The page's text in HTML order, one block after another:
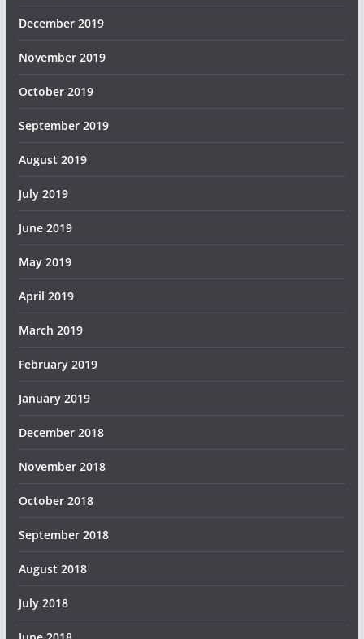
December 2019
November 2019
October 2019
September 2019
August 2019
July 2019
June 2019
May 2019
April 2019
March 2019
February 2019
January 2019
December 2018
November 2018
October 2018
September 2018
August 2018
July 2018